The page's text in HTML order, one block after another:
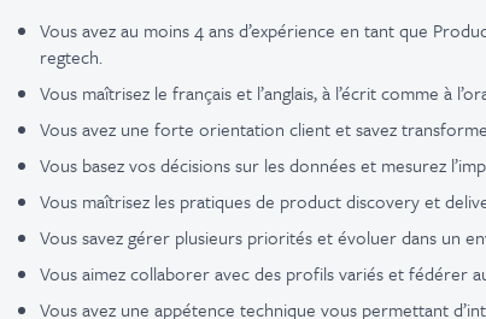
Vous avez au moins 4 ans d’expérience en tant que
regtech.
Vous maîtrisez le français et l’anglais, à l’écrit comme à
Vous avez une forte orientation client et savez
Vous basez vos décisions sur les données et mesurez
Vous maîtrisez les pratiques de product discovery et
Vous savez gérer plusieurs priorités et évoluer dans un
Vous aimez collaborer avec des profils variés et fédérer
Vous avez une appétence technique vous permettant